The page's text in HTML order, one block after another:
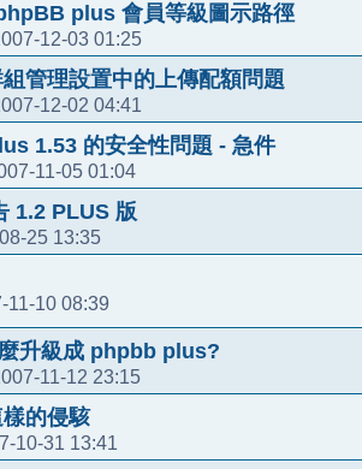
plus 會員等級圖示路徑
12-03 01:25
管理設置中的上傳配額問題
12-02 04:41
1.53 的安全性問題 - 急件
11-05 01:04
1.2 PLUS 版
25 13:35
11-10 08:39
升級成 phpbb plus?
11-12 23:15
的侵駭
10-31 13:41